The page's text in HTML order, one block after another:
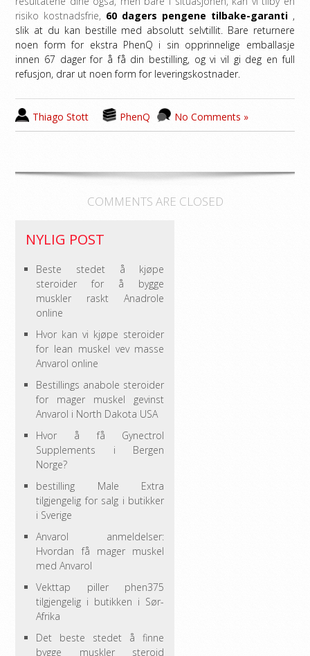
risiko kostnadsfrie, 60 dagers pengene tilbake-garanti,
slik at du kan bestille med absolutt selvtillit. Bare returnere
noen form for ekstra PhenQ i sin opprinnelige emballasje
innen 67 dager for å få din bestilling, og vi vil gi deg en full
refusjon, drar ut noen form for leveringskostnader.
Thiago Stott PhenQ No Comments »
COMMENTS ARE CLOSED
NYLIG POST
Beste stedet å kjøpe
steroider for å bygge
muskler raskt Anadrole
online
Hvor kan vi kjøpe steroider
for lean muskel vev masse
Anvarol online
Bestillings anabole steroider
for mager muskel gevinst
Anvarol i North Dakota USA
Hvor å få Gynectrol
Supplements i Bergen
Norge?
bestilling Male Extra
tilgjengelig for salg i butikker
i Sverige
Anvarol anmeldelser:
Hvordan få mager muskel
med Anvarol
Vekttap piller phen375
tilgjengelig i butikken i Sør-
Afrika
Det beste stedet å finne
bygge muskler steroid